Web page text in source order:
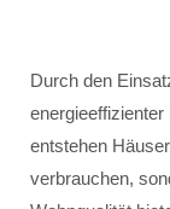
Durch den
entstehen
verbrauchen,